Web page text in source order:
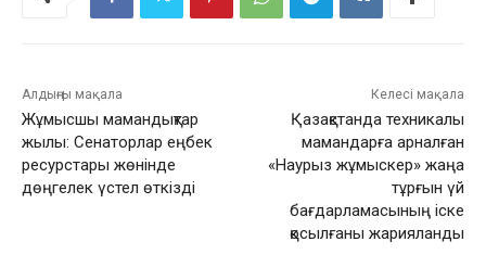
Алдыңғы мақала
Жұмысшы мамандықтар
жылы: Сенаторлар еңбек
ресурстары жөнінде
дөңгелек үстел өткізді
Келесі мақала
Қазақстанда техникалық
мамандарға арналған
«Наурыз жұмыскер» жаңа
тұрғын үй
бағдарламасының іске
қосылғаны жарияланды